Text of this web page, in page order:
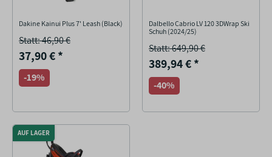
Dakine Kainui Plus 7' Leash (Black)
Statt: 46,90 €
37,90 €*
-19%
Dalbello Cabrio LV 120 3DWrap Ski
Schuh (2024/25)
Statt: 649,90 €
389,94 €*
-40%
AUF LAGER